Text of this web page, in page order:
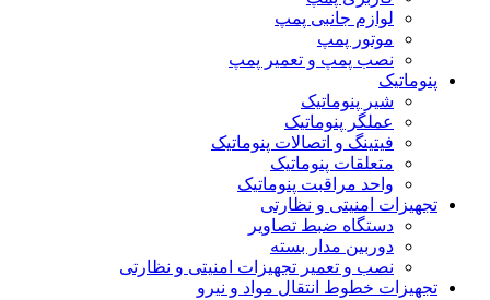
لوازم جانبی پمپ
موتور پمپ
نصب پمپ و تعمیر پمپ
پنوماتیک
شیر پنوماتیک
عملگر پنوماتیک
فیتینگ و اتصالات پنوماتیک
متعلقات پنوماتیک
واحد مراقبت پنوماتیک
تجهیزات امنیتی و نظارتی
دستگاه ضبط تصاویر
دوربین مدار بسته
نصب و تعمیر تجهیزات امنیتی و نظارتی
تجهیزات خطوط انتقال مواد و نیرو